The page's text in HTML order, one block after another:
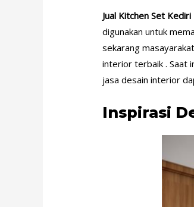
Jual Kitchen Set Kediri
digunakan untuk
sekarang
interior terbaik . Saat
jasa desain interior
Inspirasi